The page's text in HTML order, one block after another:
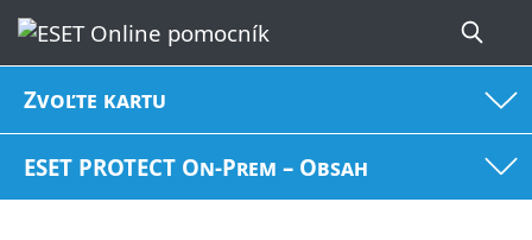
Zvoľte kartu
ESET PROTECT On-Prem – Obsah